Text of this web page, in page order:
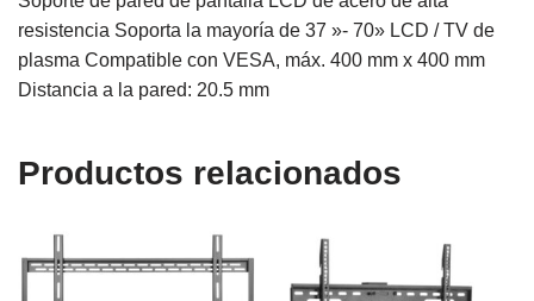
resistencia Soporta la mayoría de 37 »- 70» LCD / TV de
plasma Compatible con VESA, máx. 400 mm x 400 mm
Distancia a la pared: 20.5 mm
Productos relacionados